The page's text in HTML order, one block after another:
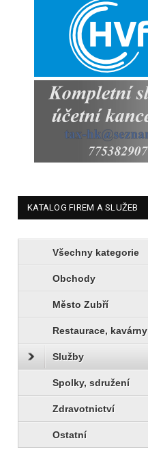
KATALOG FIREM A SLUŽEB
Všechny kategorie
Obchody
Město Zubří
Restaurace, kavárny
Služby
Spolky, sdružení
Zdravotnictví
Ostatní